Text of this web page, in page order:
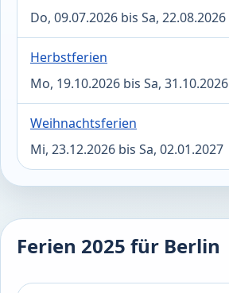
Do, 09.07.2026 bis Sa, 22.08.2026
Herbstferien
Mo, 19.10.2026 bis Sa, 31.10.2026
Weihnachtsferien
Mi, 23.12.2026 bis Sa, 02.01.2027
Ferien 2025 für Berlin